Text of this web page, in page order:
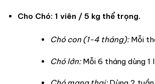
Cho Chó: 1 viên / 5 kg thể trọng.
Chó con (1-4 tháng):Mỗi
Chó lớn:Mỗi 6 tháng dùng 1